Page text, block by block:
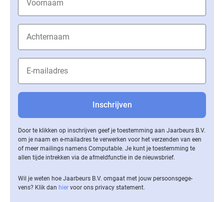
Door te klikken op inschrijven geef je toestemming aan Jaarbeurs B.V.
om je naam en e-mailadres te verwerken voor het verzenden van een
of meer mailings namens Computable. Je kunt je toestemming te
allen tijde intrekken via de af­meld­func­tie in de nieuwsbrief.
Wil je weten hoe Jaarbeurs B.V. omgaat met jouw per­soons­ge­ge­
vens? Klik dan hier voor ons privacy statement.